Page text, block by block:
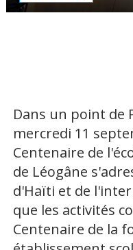
Dans un point de
mercredi 11
Centenaire de
de Léogâne
d'Haïti et de
que les activités
Centenaire de la